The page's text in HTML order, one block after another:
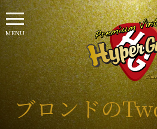
ブロンドの
MENU